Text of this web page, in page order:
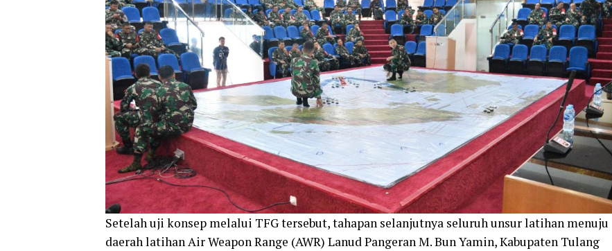
Setelah uji konsep melalui TFG tersebut, tahapan selanjutnya seluruh unsur latihan menuju
daerah latihan Air Weapon Range (AWR) Lanud Pangeran M. Bun Yamin, Kabupaten Tulang